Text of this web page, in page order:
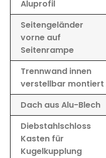
Aluprofil
Seitengeländer
vorne auf
Seitenrampe
Trennwand innen
verstellbar montiert
Dach aus Alu-Blech
Diebstahlschloss
Kasten für
Kugelkupplung